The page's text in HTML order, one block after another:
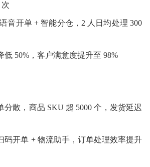
次
音开单 + 智能分仓，2 人日均处理 300
低 50%，客户满意度提升至 98%
分散，商品 SKU 超 5000 个，发货延迟
码开单 + 物流助手，订单处理效率提升